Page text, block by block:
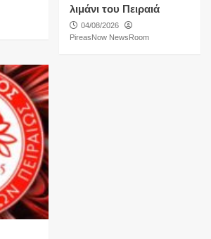
λιμάνι του Πειραιά
04/08/2026
PireasNow NewsRoom